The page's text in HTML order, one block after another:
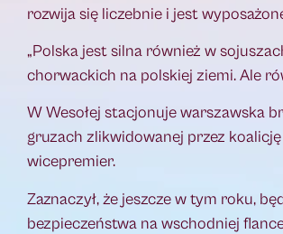
rozwija się liczebnie i jest
„Polska jest silna również w
chorwackich na polskiej ziemi. Ale
W Wesołej stacjonuje warszawska
gruzach zlikwidowanej przez koalicję
wicepremier.
Zaznaczył, że jeszcze w tym roku,
bezpieczeństwa na wschodniej